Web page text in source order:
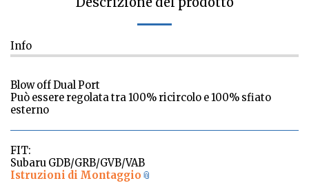
Info
Blow off Dual Port
Può essere regolata tra 100% ricircolo e 100% sfiato
esterno
FIT:
Subaru GDB/GRB/GVB/VAB
Istruzioni di Montaggio